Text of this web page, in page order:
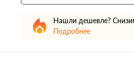
Нашли дешевле?
Подробнее